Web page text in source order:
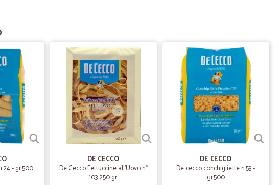
i tempi di consegna. Tutto sommato sono soddisfatto.
28/11/2022
Andrea B.
buonissimo e arrivato nei tempi prestabili. il catalogo offre
consiglio mettere "etichetta fragile" per i corrieri.
06/04/2020
—Dante C.
e con merce di ottima qualità
- gr.500
DE CECCO
De Cecco Fettuccine all'Uovo n°
103 250 gr.
DE CECCO
De cecco conchigliette n.53 -
gr.500